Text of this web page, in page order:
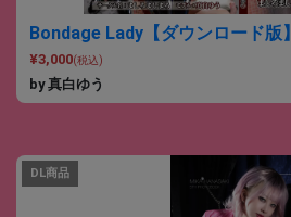
Bondage Lady【ダウンロード版】
¥3,000(税込)
by 真白ゆう
DL商品